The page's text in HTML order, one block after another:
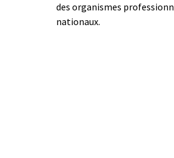
des organismes
nationaux.